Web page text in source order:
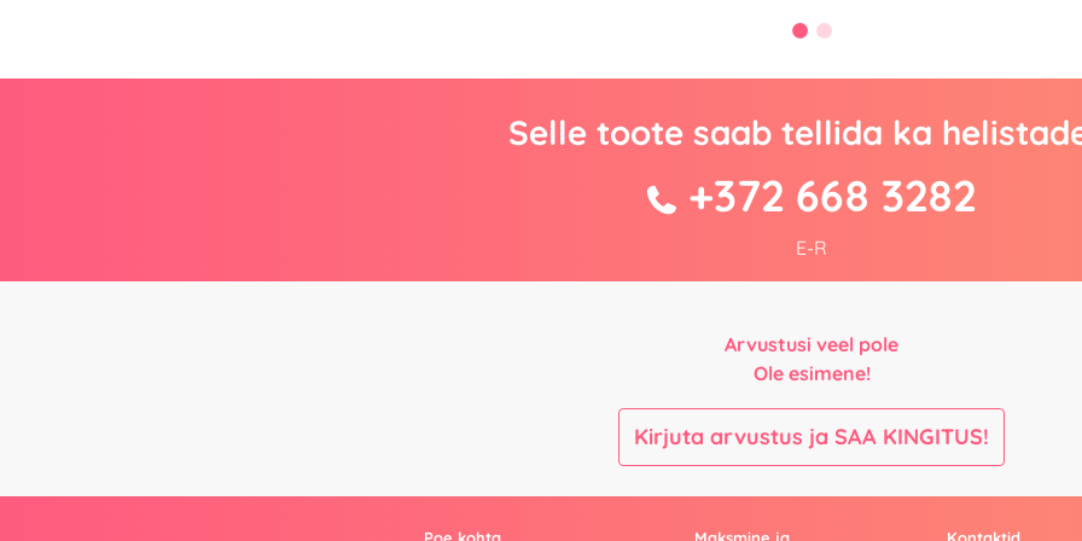
Selle toote saab tellida ka
+372 668 3282
E-R
Arvustusi veel pole
Ole esimene!
Kirjuta arvustus ja SAA KINGITUS!